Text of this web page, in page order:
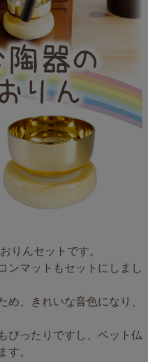
りんセットです。
ンマットもセットにしまし
め、きれいな音色になり、
ぴったりですし、ペット仏
す。